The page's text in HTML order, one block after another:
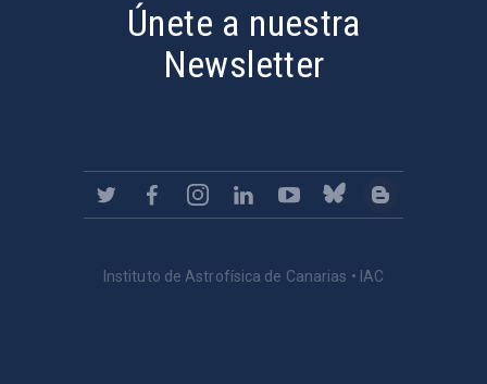
Únete a nuestra
Newsletter
Instituto de Astrofísica de Canarias • IAC